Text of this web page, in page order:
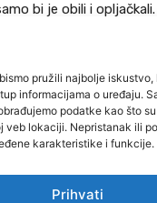
pružili najbolje
informacijama o uređaju.
podatke kao što
veb lokaciji. Nepristanak ili
karakteristike i funkcije.
Prihvati
bi je obili i
Helentalu,
2024. godine
počinioca, djelimično